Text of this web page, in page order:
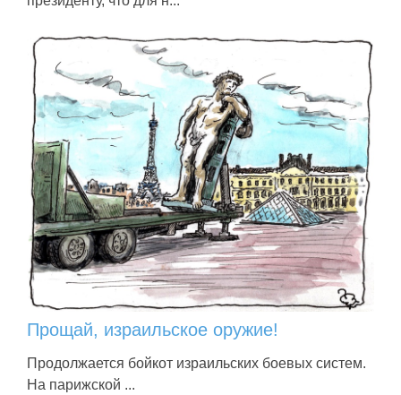
Прощай, израильское оружие!
Продолжается бойкот израильских боевых систем.
На парижской ...